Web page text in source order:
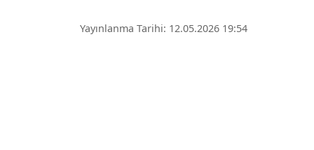
Yayınlanma Tarihi: 12.05.2026 19:54